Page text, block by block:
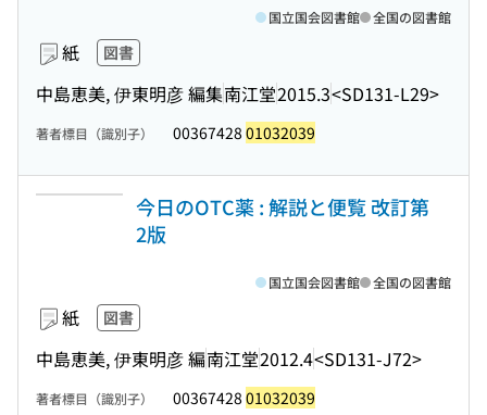
紙 図書
中島恵美, 伊東明彦 編集南江堂2015.3<SD131-L29>
国立国会図書館 全国の図書館
著者標目（識別子） 00367428 01032039
今日のOTC薬 : 解説と便覧 改訂第
2版
紙 図書
中島恵美, 伊東明彦 編南江堂2012.4<SD131-J72>
国立国会図書館 全国の図書館
著者標目（識別子） 00367428 01032039